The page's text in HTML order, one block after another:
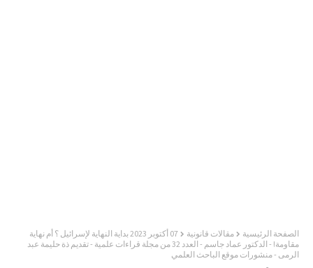
الصفحة الرئيسية مقالات قانونية
07 أكتوبر 2023 بداية النهاية لإسرائيل ؟ أم نهاية
مقاومة! - الدكتور عماد جاسم - العدد 32 من مجلة قراءات علمية - تقديم ذة حليمة عبد
الرمى - منشورات موقع الباحث العلمي